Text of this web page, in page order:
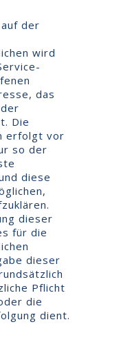
der
wird
das
Die
erfolgt vor
so der
diese
dieser
für die
dieser
Pflicht
die
dient.